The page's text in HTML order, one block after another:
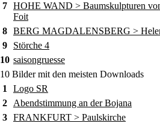
7 HOHE WAND > Baumskulpturen
Foit
8 BERG MAGDALENSBERG >
9
Störche 4
10 saisongruesse
10 Bilder mit den meisten Downloads
1
Logo SR
2
Abendstimmung an der Bojana
3 FRANKFURT > Paulskirche